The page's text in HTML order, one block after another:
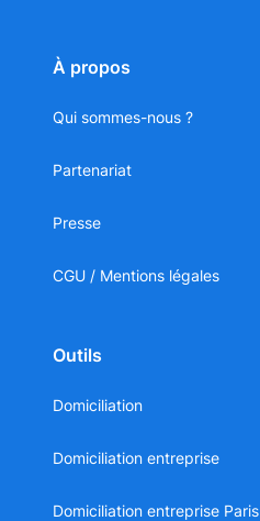
À propos
Qui sommes-nous ?
Partenariat
Presse
CGU / Mentions légales
Outils
Domiciliation
Domiciliation entreprise
Domiciliation entreprise Paris